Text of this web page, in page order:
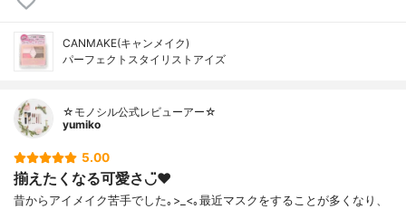
CANMAKE(キャンメイク)
パーフェクトスタイリストアイズ
☆モノシル公式レビューアー☆
yumiko
5.00
揃えたくなる可愛さ◡̈♥︎
昔からアイメイク苦手でした｡>_<｡最近マスクをすることが多くなり、